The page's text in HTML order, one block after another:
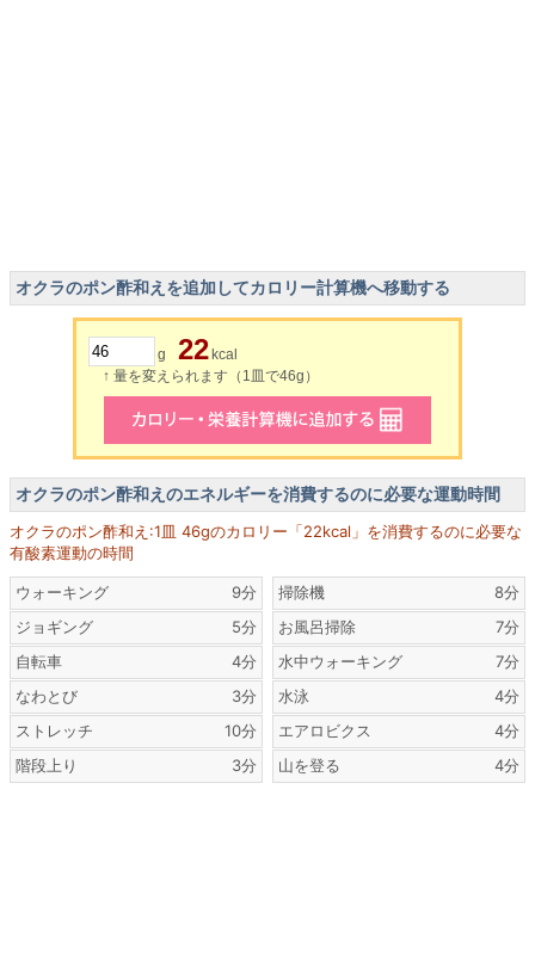
オクラのポン酢和えを追加してカロリー計算機へ移動する
g 22 kcal
↑ 量を変えられます（1皿で46g）
オクラのポン酢和えのエネルギーを消費するのに必要な運動時間
オクラのポン酢和え:1皿 46gのカロリー「22kcal」を消費するのに必要な
有酸素運動の時間
ウォーキング
9分
ジョギング
5分
自転車
4分
なわとび
3分
ストレッチ
10分
階段上り
3分
掃除機
8分
お風呂掃除
7分
水中ウォーキング
7分
水泳
4分
エアロビクス
4分
山を登る
4分